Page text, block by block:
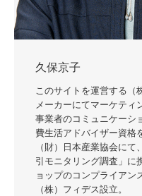
久保京子
このサイトを運営する（
メーカーにてマーケティ
事業者のコミュニケーシ
費生活アドバイザー資格
（財）日本産業協会に
引モニタリング調査」に
ョップのコンプライアン
（株）フィデス設立。